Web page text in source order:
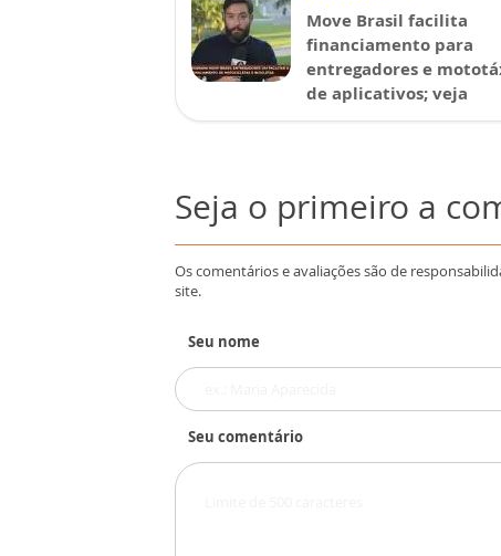
Move Brasil facilita
financiamento para
entregadores e
de aplicativos; veja
Seja o primeiro a
Os comentários e avaliações são de
site.
Seu nome
Seu comentário